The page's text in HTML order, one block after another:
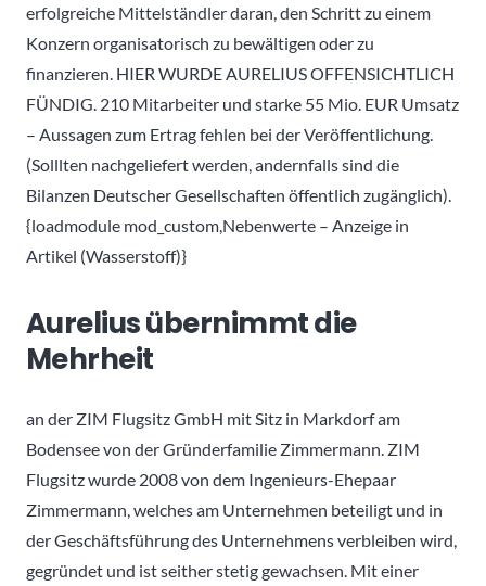
erfolgreiche Mittelständler daran, den Schritt zu einem
Konzern organisatorisch zu bewältigen oder zu
finanzieren. HIER WURDE AURELIUS OFFENSICHTLICH
FÜNDIG. 210 Mitarbeiter und starke 55 Mio. EUR Umsatz
– Aussagen zum Ertrag fehlen bei der Veröffentlichung.
(Solllten nachgeliefert werden, andernfalls sind die
Bilanzen Deutscher Gesellschaften öffentlich zugänglich).
{loadmodule mod_custom,Nebenwerte – Anzeige in
Artikel (Wasserstoff)}
Aurelius übernimmt die
Mehrheit
an der ZIM Flugsitz GmbH mit Sitz in Markdorf am
Bodensee von der Gründerfamilie Zimmermann. ZIM
Flugsitz wurde 2008 von dem Ingenieurs-Ehepaar
Zimmermann, welches am Unternehmen beteiligt und in
der Geschäftsführung des Unternehmens verbleiben wird,
gegründet und ist seither stetig gewachsen. Mit einer